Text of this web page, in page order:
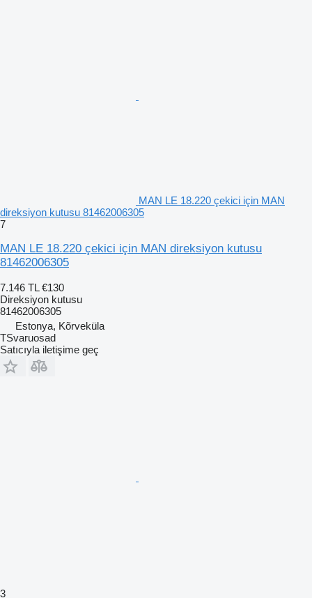
MAN LE 18.220 çekici için MAN
direksiyon kutusu 81462006305
7
MAN LE 18.220 çekici için MAN direksiyon kutusu
81462006305
7.146 TL €130
Direksiyon kutusu
81462006305
Estonya, Kõrveküla
TSvaruosad
Satıcıyla iletişime geç
3